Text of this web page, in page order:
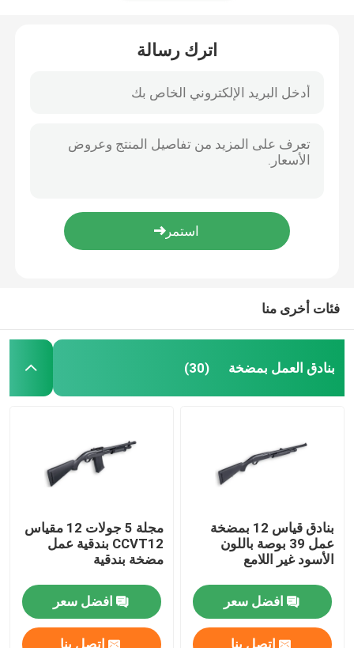
اترك رسالة
فئات أخرى منا
بنادق العمل بمضخة (30)
بنادق قياس 12 بمضخة
عمل 39 بوصة باللون
الأسود غير اللامع
افضل سعر
اتصل بنا
مجلة 5 جولات 12 مقياس
CCVT12 بندقية عمل
مضخة بندقية
افضل سعر
اتصل بنا